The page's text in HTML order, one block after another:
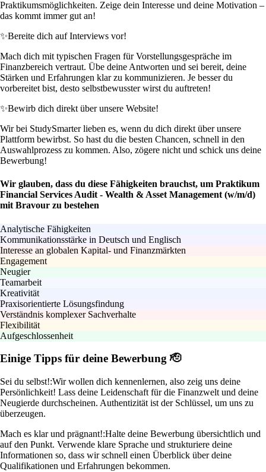
Praktikumsmöglichkeiten. Zeige dein Interesse und deine Motivation –
das kommt immer gut an!
✨Bereite dich auf Interviews vor!
Mach dich mit typischen Fragen für Vorstellungsgespräche im
Finanzbereich vertraut. Übe deine Antworten und sei bereit, deine
Stärken und Erfahrungen klar zu kommunizieren. Je besser du
vorbereitet bist, desto selbstbewusster wirst du auftreten!
✨Bewirb dich direkt über unsere Website!
Wir bei StudySmarter lieben es, wenn du dich direkt über unsere
Plattform bewirbst. So hast du die besten Chancen, schnell in den
Auswahlprozess zu kommen. Also, zögere nicht und schick uns deine
Bewerbung!
Wir glauben, dass du diese Fähigkeiten brauchst, um Praktikum
Financial Services Audit - Wealth & Asset Management (w/m/d)
mit Bravour zu bestehen
Analytische Fähigkeiten
Kommunikationsstärke in Deutsch und Englisch
Interesse an globalen Kapital- und Finanzmärkten
Engagement
Neugier
Teamarbeit
Kreativität
Praxisorientierte Lösungsfindung
Verständnis komplexer Sachverhalte
Flexibilität
Aufgeschlossenheit
Einige Tipps für deine Bewerbung 🫡
Sei du selbst!:Wir wollen dich kennenlernen, also zeig uns deine
Persönlichkeit! Lass deine Leidenschaft für die Finanzwelt und deine
Neugierde durchscheinen. Authentizität ist der Schlüssel, um uns zu
überzeugen.
Mach es klar und prägnant!:Halte deine Bewerbung übersichtlich und
auf den Punkt. Verwende klare Sprache und strukturiere deine
Informationen so, dass wir schnell einen Überblick über deine
Qualifikationen und Erfahrungen bekommen.